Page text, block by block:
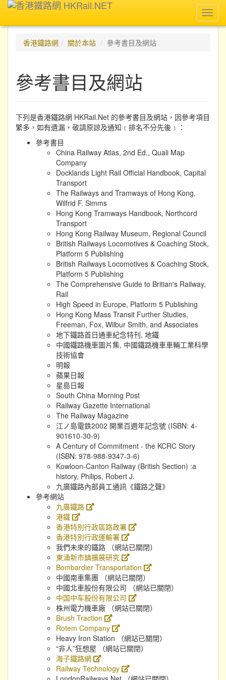
香港鐵路網
關於本站 參考書目及網站
參考書目及網站
下列是香港鐵路網 HKRail.Net 的參考書目及網站，因參考項目
繁多，如有遺漏，敬請原諒及通知﹝排名不分先後﹞：
參考書目
China Railway Atlas, 2nd Ed., Quali Map
Company
Docklands Light Rail Official Handbook, Capital
Transport
The Railways and Tramways of Hong Kong,
Wilfrid F. Simms
Hong Kong Tramways Handbook, Northcord
Transport
Hong Kong Railway Museum, Regional Council
British Railways Locomotives & Coaching Stock,
Platform 5 Publishing
British Railways Locomotives & Coaching Stock,
Platform 5 Publishing
The Comprehensive Guide to Britian's Railway,
Rail
High Speed in Europe, Platform 5 Publishing
Hong Kong Mass Transit Further Studies,
Freeman, Fox, Wilbur Smith, and Associates
地下鐵路首日通車紀念特刊, 地鐵
中國鐵路機車圖片集, 中國鐵路機車車輛工業科學
技術協會
明報
蘋果日報
星島日報
South China Morning Post
Railway Gazette International
The Railway Magazine
江ノ島電鉄2002 開業百週年記念號 (ISBN: 4-
901610-30-9)
A Century of Commitment - the KCRC Story
(ISBN: 978-988-9347-3-6)
Kowloon-Canton Railway (British Section) :a
history, Philips, Robert J.
九廣鐵路內部員工通訊《鐵路之聲》
參考網站
九廣鐵路
港鐵
香港特別行政區路政署
香港特別行政運輸署
我們未來的鐵路 （網站已關閉）
東涌新市鎮擴展研究
Bombardier Transportation
中國南車集團 （網站已關閉）
中國北車股份有限公司 （網站已關閉）
中国中车股份有限公司
株州電力機車廠 （網站已關閉）
Brush Traction
Rotem Company
Heavy Iron Station （網站已關閉）
“非人”狂想屋 （網站已關閉）
海子鐵路網
Railway Technology